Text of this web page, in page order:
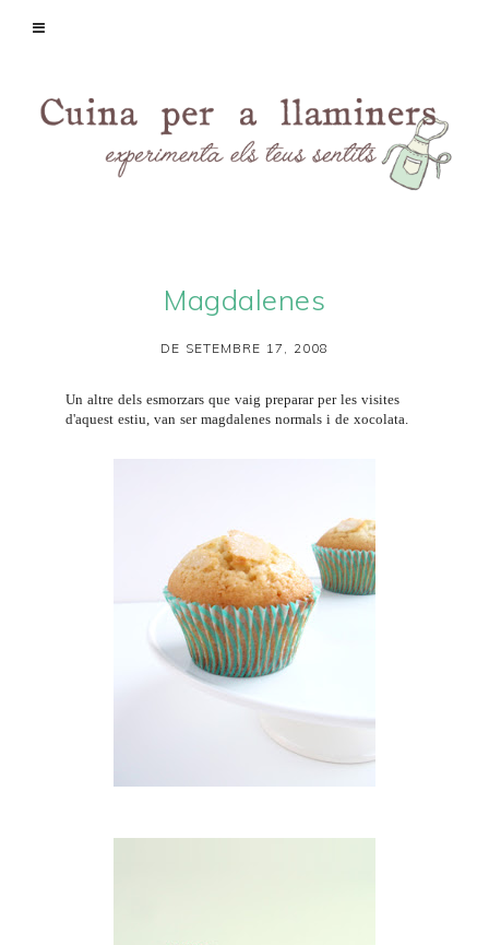
Magdalenes
DE SETEMBRE 17, 2008
Un altre dels esmorzars que vaig preparar per les visites
d'aquest estiu, van ser magdalenes normals i de xocolata.